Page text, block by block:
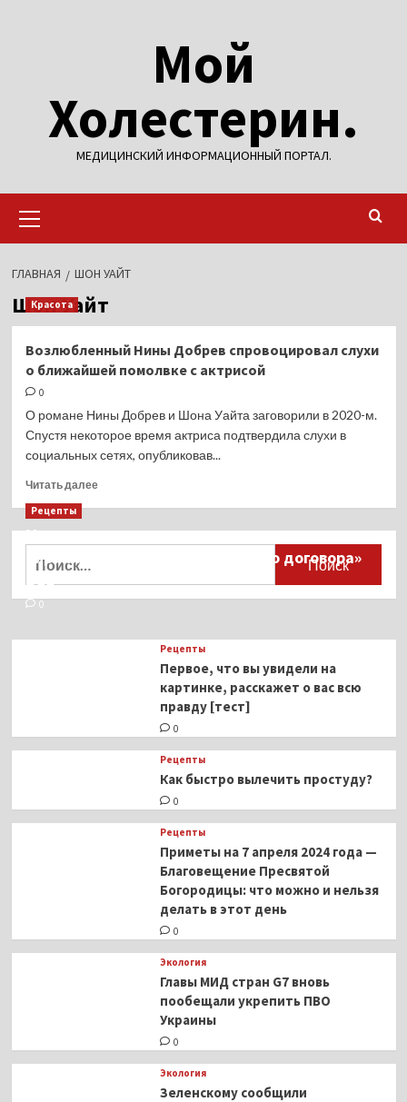
Мой
Холестерин.
МЕДИЦИНСКИЙ ИНФОРМАЦИОННЫЙ ПОРТАЛ.
меню
ГЛАВНАЯ ШОН УАЙТ
Шон Уайт
Красота
Возлюбленный Нины Добрев спровоцировал слухи
о ближайшей помолвке с актрисой
0
О романе Нины Добрев и Шона Уайта заговорили в 2020-м.
Спустя некоторое время актриса подтвердила слухи в
социальных сетях, опубликовав...
Читать далееПрочитать
Возлюбленный
спровоцировал
слухи
ближайшей
Рецепты
Миллионы японцев восстают против
тиранического «Пандемического договора»
ВОЗ
0
Рецепты
Первое, что вы увидели на
картинке, расскажет о вас всю
правду [тест]
0
Рецепты
Как быстро вылечить простуду?
0
Рецепты
Приметы на 7 апреля 2024 года —
Благовещение Пресвятой
Богородицы: что можно и нельзя
делать в этот день
0
Экология
Главы МИД стран G7 вновь
пообещали укрепить ПВО
Украины
0
Экология
Зеленскому сообщили